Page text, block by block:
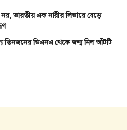
ভারতীয় এক নারীর লিভারে বেড়ে
তিনজনের ডিএনএ থেকে জন্ম নিল আঁটটি